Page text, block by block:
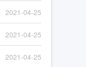
2021-04-25
2021-04-25
2021-04-25